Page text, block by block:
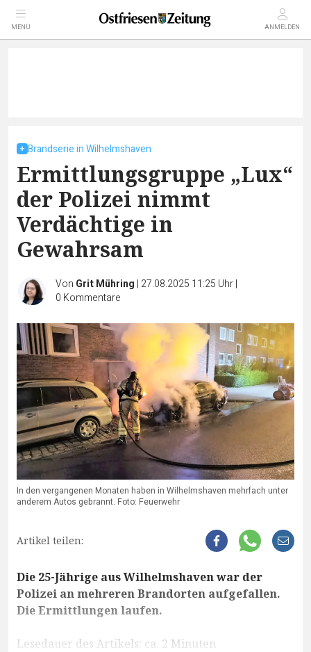
MENÜ ANMELDEN
Brandserie in Wilhelmshaven
Ermittlungsgruppe „Lux“
der Polizei nimmt
Verdächtige in
Gewahrsam
Von Grit Mühring | 27.08.2025 11:25 Uhr|
0 Kommentare
In den vergangenen Monaten haben in Wilhelmshaven mehrfach unter
anderem Autos gebrannt. Foto: Feuerwehr
Artikel teilen:
Die 25-Jährige aus Wilhelmshaven war der
Polizei an mehreren Brandorten aufgefallen.
Die Ermittlungen laufen.
Lesedauer des Artikels: ca. 2 Minuten